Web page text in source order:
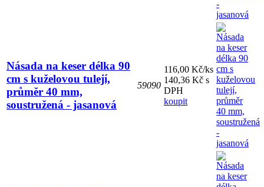
Násada na keser délka 90
cm s kuželovou tulejí,
průměr 40 mm,
soustružená - jasanová
59090
116,00 Kč/ks
140,36 Kč s
DPH
koupit